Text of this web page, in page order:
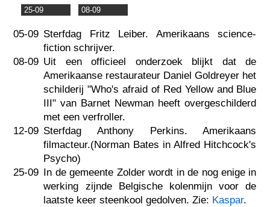
25-09 08-09
05-09 Sterfdag Fritz Leiber. Amerikaans science-
fiction schrijver.
08-09 Uit een officieel onderzoek blijkt dat de
Amerikaanse restaurateur Daniel Goldreyer het
schilderij "Who's afraid of Red Yellow and Blue
III" van Barnet Newman heeft overgeschilderd
met een verfroller.
12-09 Sterfdag Anthony Perkins. Amerikaans
filmacteur.(Norman Bates in Alfred Hitchcock's
Psycho)
25-09 In de gemeente Zolder wordt in de nog enige in
werking zijnde Belgische kolenmijn voor de
laatste keer steenkool gedolven. Zie: Kaspar.